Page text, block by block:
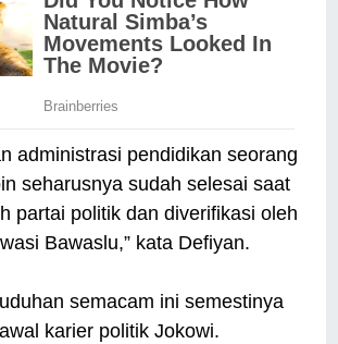
administrasi pendidikan seorang
seharusnya sudah selesai saat
partai politik dan diverifikasi oleh
Bawaslu,” kata Defiyan.
semacam ini semestinya
karier politik Jokowi.